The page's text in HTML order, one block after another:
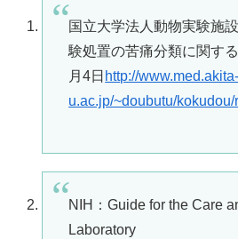
国立大学法人動物実験施
験処置の苦痛分類に関す
月4日 http://www.med.akita-
u.ac.jp/~doubutu/
NIH：Guide for the Care
Laboratory